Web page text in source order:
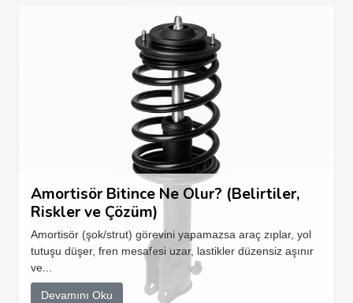
Amortisör Bitince Ne Olur? (Belirtiler,
Riskler ve Çözüm)
Amortisör (şok/strut) görevini yapamazsa araç zıplar, yol
tutuşu düşer, fren mesafesi uzar, lastikler düzensiz aşınır
ve...
Devamını Oku